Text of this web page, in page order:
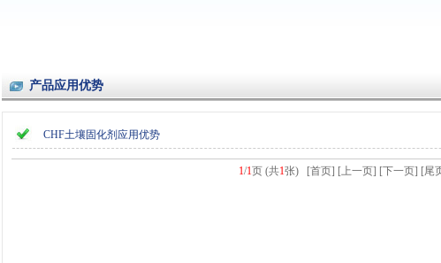
产品应用优势
CHF土壤固化剂应用优势
1/1页 (共1张) [首页] [上一页] [下一页] [尾